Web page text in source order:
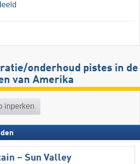
onderhoud pistes in de
van Amerika
inperken
– Sun Valley